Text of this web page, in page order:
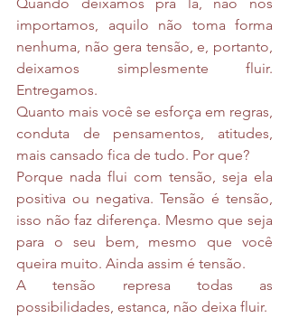
importamos, aquilo não toma forma
nenhuma, não gera tensão, e, portanto,
deixamos simplesmente fluir.
Entregamos.
Quanto mais você se esforça em regras,
conduta de pensamentos, atitudes,
mais cansado fica de tudo. Por que?
Porque nada flui com tensão, seja ela
positiva ou negativa. Tensão é tensão,
isso não faz diferença. Mesmo que seja
para o seu bem, mesmo que você
queira muito. Ainda assim é tensão.
A tensão represa todas as
possibilidades, estanca, não deixa fluir.